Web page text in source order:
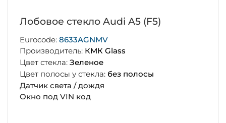
Лобовое стекло Audi A5 (F5)
Eurocode: 8633AGNMV
Производитель: КМК Glass
Цвет стекла: Зеленое
Цвет полосы у стекла: без полосы
Датчик света / дождя
Окно под VIN код